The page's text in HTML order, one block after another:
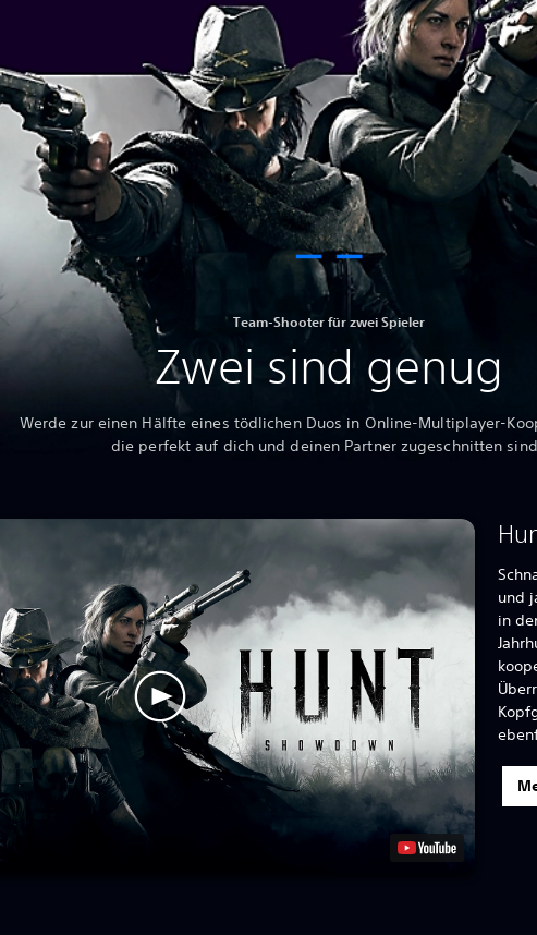
Team-Shooter für zwei Spieler
Zwei sind genug
Werde zur einen Hälfte eines tödlichen Duos in Online-Multiplayer-
die perfekt auf dich und deinen Partner zugeschnitten
und
in